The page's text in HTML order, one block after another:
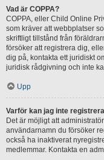
Vad är COPPA?
COPPA, eller Child Online
som kräver att webbplatser
skriftligt tillstånd från
försöker att registrera dig,
dig på, kontakta ett juridiskt
juridisk rådgivning och inte
Upp
Varför kan jag inte
Det är möjligt att
användarnamn du försöker
också ha inaktiverat
medlemmar. Kontakta en